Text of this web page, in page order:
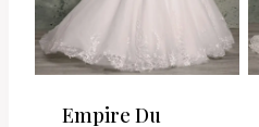
Empire Du